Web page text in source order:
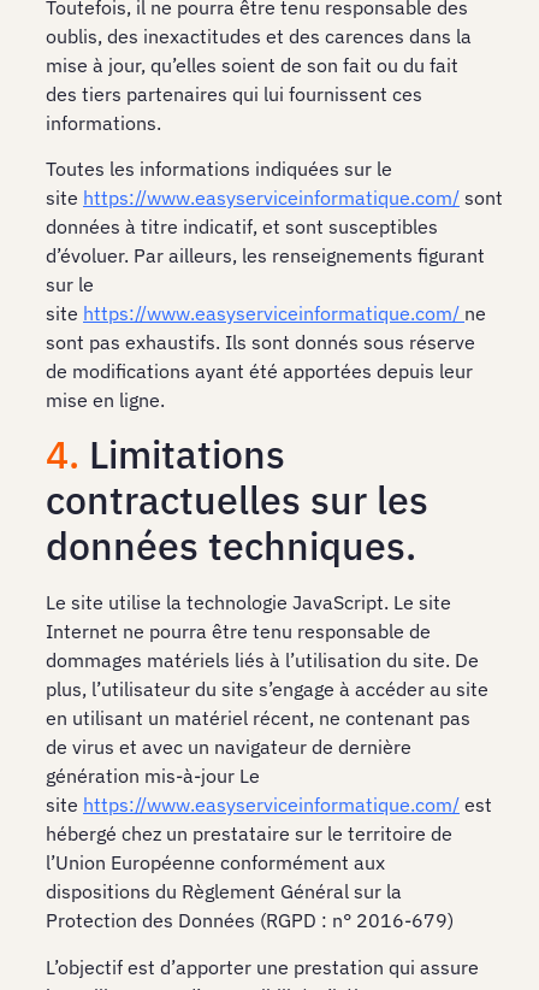
Toutefois, il ne pourra être tenu responsable des
oublis, des inexactitudes et des carences dans la
mise à jour, qu’elles soient de son fait ou du fait
des tiers partenaires qui lui fournissent ces
informations.
Toutes les informations indiquées sur le
site https://www.easyserviceinformatique.com/ sont
données à titre indicatif, et sont susceptibles
d’évoluer. Par ailleurs, les renseignements figurant
sur le
site https://www.easyserviceinformatique.com/ ne
sont pas exhaustifs. Ils sont donnés sous réserve
de modifications ayant été apportées depuis leur
mise en ligne.
4. Limitations
contractuelles sur les
données techniques.
Le site utilise la technologie JavaScript. Le site
Internet ne pourra être tenu responsable de
dommages matériels liés à l’utilisation du site. De
plus, l’utilisateur du site s’engage à accéder au site
en utilisant un matériel récent, ne contenant pas
de virus et avec un navigateur de dernière
génération mis-à-jour Le
site https://www.easyserviceinformatique.com/ est
hébergé chez un prestataire sur le territoire de
l’Union Européenne conformément aux
dispositions du Règlement Général sur la
Protection des Données (RGPD : n° 2016-679)
L’objectif est d’apporter une prestation qui assure